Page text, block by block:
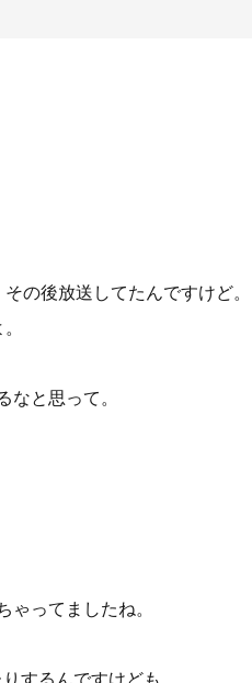
の後放送してたんですけど。
と思って。
ってましたね。